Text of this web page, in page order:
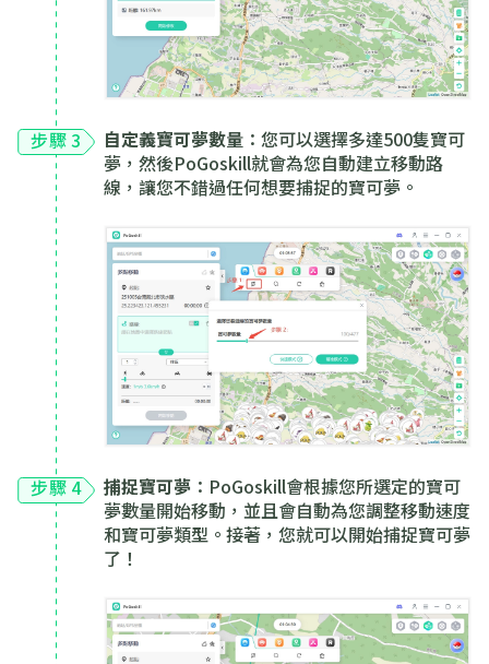
步驟 3 自定義寶可夢數量 ：您可以選擇多達500隻寶可
夢，然後PoGoskill就會為您自動建立移動路
線，讓您不錯過任何想要捕捉的寶可夢。
步驟 4 捕捉寶可夢 ：PoGoskill會根據您所選定的寶可
夢數量開始移動，並且會自動為您調整移動速度
和寶可夢類型。接著，您就可以開始捕捉寶可夢
了！